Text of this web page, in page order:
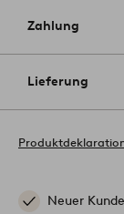
Zahlung
Lieferung
Neuer